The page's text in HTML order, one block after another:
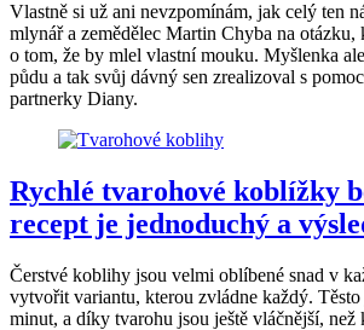
Vlastně si už ani nevzpomínám, jak celý ten
mlynář a zemědělec Martin Chyba na otázku,
o tom, že by mlel vlastní mouku. Myšlenka
půdu a tak svůj dávný sen zrealizoval s
partnerky Diany.
Rychlé tvarohové koblížky
recept je jednoduchý a
Čerstvé koblihy jsou velmi oblíbené snad v
vytvořit variantu, kterou zvládne každý. Těsto
minut, a díky tvarohu jsou ještě vláčnější, než